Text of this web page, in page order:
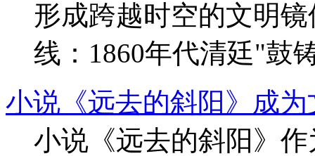
形成跨越时空的文明
线‌：1860年代清廷"鼓
小说《远去的斜阳》成
小说《远去的斜阳》